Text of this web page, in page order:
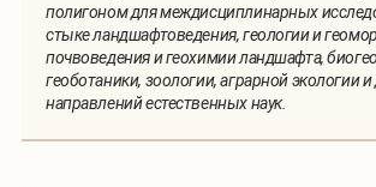
полигоном для междисциплинарных
стыке ландшафтоведения, геологии и
почвоведения и геохимии ландшафта,
геоботаники, зоологии, аграрной экологии и
направлений естественных наук.